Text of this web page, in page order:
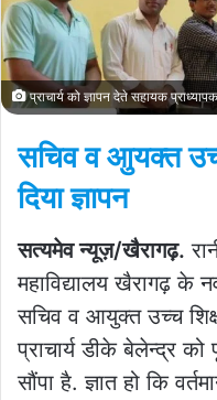
प्राचार्य को ज्ञापन देते सहायक प्राध्यापक
सचिव व आुयक्त
दिया ज्ञापन
सत्यमेव न्यूज़/खैरागढ़.
महाविद्यालय खैरागढ़ के
सचिव व आयुक्त उच्च
प्राचार्य डीके बेलेन्द्र को
सौंपा है. ज्ञात हो कि